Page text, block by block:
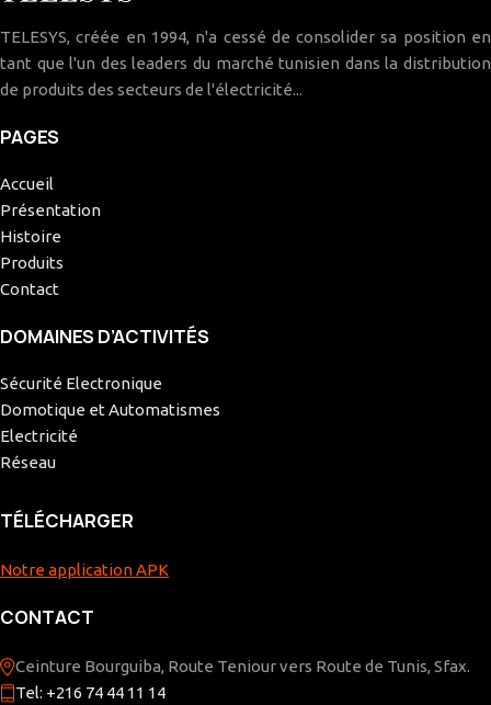
TELESYS, créée en 1994, n'a cessé de consolider sa position en
tant que l'un des leaders du marché tunisien dans la distribution
de produits des secteurs de l'électricité...
PAGES
Accueil
Présentation
Histoire
Produits
Contact
DOMAINES D’ACTIVITÉS
Sécurité Electronique
Domotique et Automatismes
Electricité
Réseau
TÉLÉCHARGER
Notre application APK
CONTACT
Ceinture Bourguiba, Route Teniour vers Route de Tunis, Sfax.
Tel: +216 74 44 11 14